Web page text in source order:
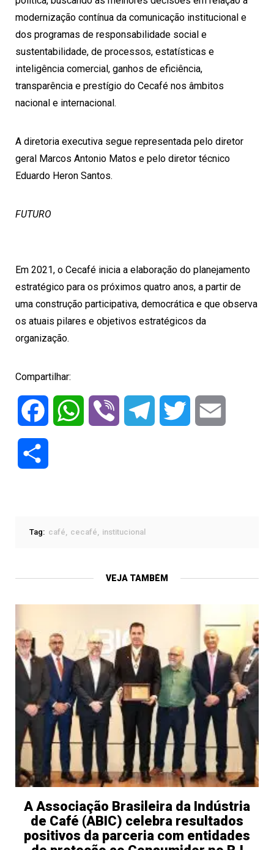
modernização contínua da comunicação institucional e
dos programas de responsabilidade social e
sustentabilidade, de processos, estatísticas e
inteligência comercial, ganhos de eficiência,
transparência e prestígio do Cecafé nos âmbitos
nacional e internacional.
A diretoria executiva segue representada pelo diretor
geral Marcos Antonio Matos e pelo diretor técnico
Eduardo Heron Santos.
FUTURO
Em 2021, o Cecafé inicia a elaboração do planejamento
estratégico para os próximos quatro anos, a partir de
uma construção participativa, democrática e que observa
os atuais pilares e objetivos estratégicos da
organização.
Compartilhar:
Facebook WhatsApp Viber Telegram Twitter
Tag: café cecafé institucional
VEJA TAMBÉM
A Associação Brasileira da Indústria
de Café (ABIC) celebra resultados
positivos da parceria com entidades